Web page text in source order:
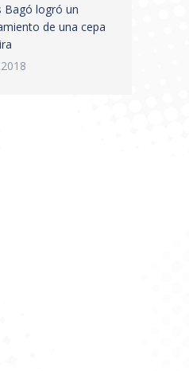
Bagó logró un
de una cepa